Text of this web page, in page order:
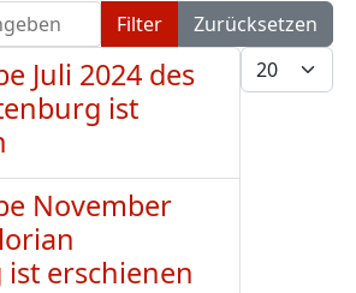
Filter
Zurücksetzen
Anzeige #
Juli 2024 des
ist
November
erschienen